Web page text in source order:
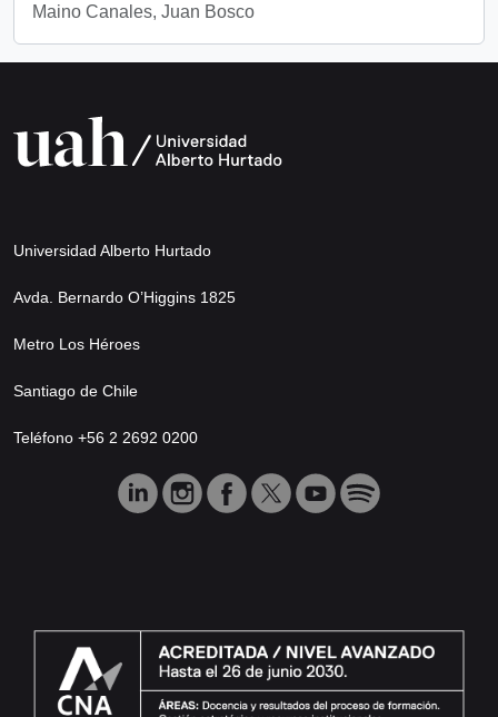
Maino Canales, Juan Bosco
Universidad Alberto Hurtado
Avda. Bernardo O’Higgins 1825
Metro Los Héroes
Santiago de Chile
Teléfono +56 2 2692 0200